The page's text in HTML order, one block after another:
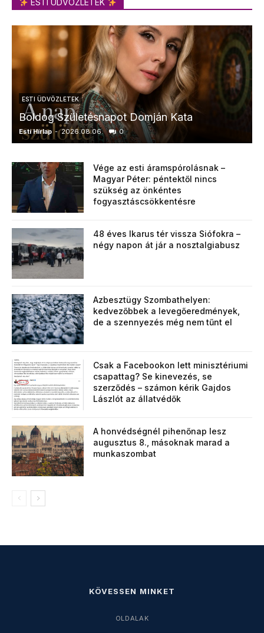
ESTI ÜDVÖZLETEK
ESTI ÜDVÖZLETEK
Boldog Születésnapot Domján Kata
Esti Hírlap - 2026.08.06. 0
Vége az esti áramspórolásnak –
Magyar Péter: péntektől nincs
szükség az önkéntes
fogyasztáscsökkentésre
48 éves Ikarus tér vissza Siófokra –
négy napon át jár a nosztalgiabusz
Azbesztügy Szombathelyen:
kedvezőbbek a levegőeredmények,
de a szennyezés még nem tűnt el
Csak a Facebookon lett minisztériumi
csapattag? Se kinevezés, se
szerződés – számon kérik Gajdos
Lászlót az állatvédők
A honvédségnél pihenőnap lesz
augusztus 8., másoknak marad a
munkaszombat
KÖVESSEN MINKET
OLDALAK